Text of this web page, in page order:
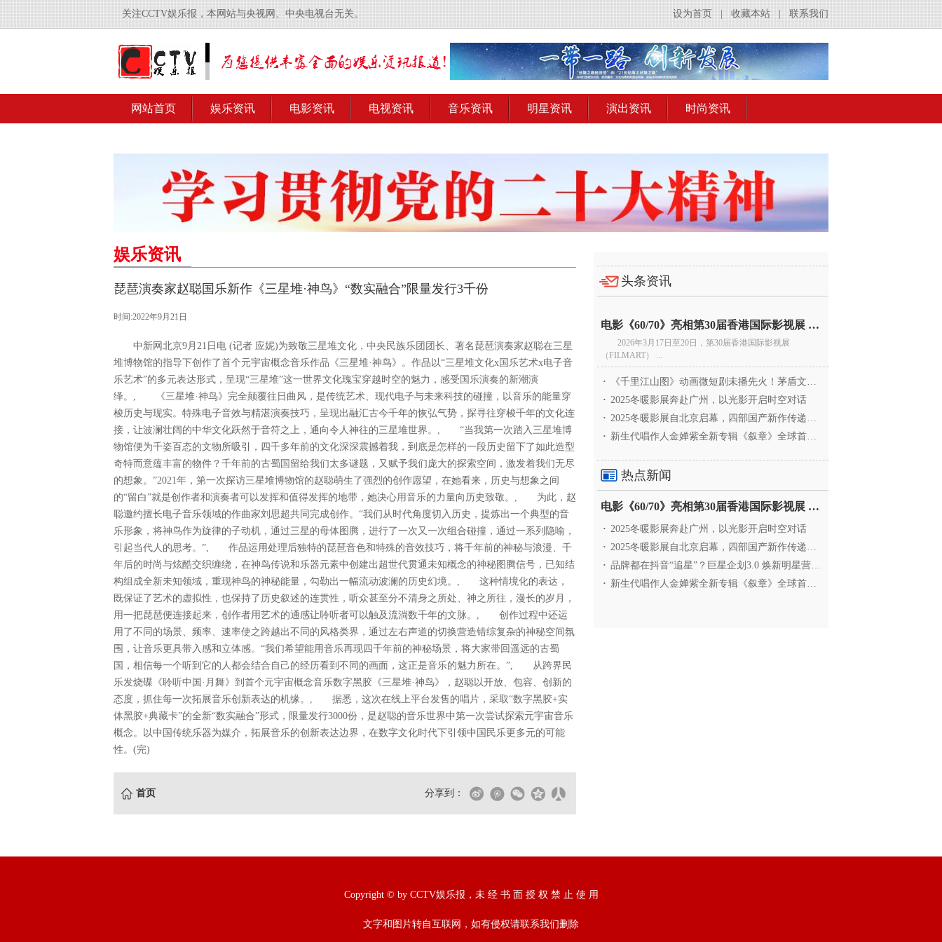
关注CCTV娱乐报，本网站与央视网、中央电视台无关。 联系我们
收藏本站
设为首页
网站首页 娱乐资讯 电影资讯 电视资讯 音乐资讯 明星资讯 演出资讯 时尚资讯
娱乐资讯
琵琶演奏家赵聪国乐新作《三星堆·神鸟》“数实融合”限量发行3千份
时间:2022年9月21日
中新网北京9月21日电 (记者 应妮)为致敬三星堆文化，中央民族乐团团长、著名琵琶演奏家赵聪在三星
堆博物馆的指导下创作了首个元宇宙概念音乐作品《三星堆·神鸟》。作品以“三星堆文化x国乐艺术x电子音
乐艺术”的多元表达形式，呈现“三星堆”这一世界文化瑰宝穿越时空的魅力，感受国乐演奏的新潮演
绎。, 《三星堆·神鸟》完全颠覆往日曲风，是传统艺术、现代电子与未来科技的碰撞，以音乐的能量穿
梭历史与现实。特殊电子音效与精湛演奏技巧，呈现出融汇古今千年的恢弘气势，探寻往穿梭千年的文化连
接，让波澜壮阔的中华文化跃然于音符之上，通向令人神往的三星堆世界。, “当我第一次踏入三星堆博
物馆便为千姿百态的文物所吸引，四千多年前的文化深深震撼着我，到底是怎样的一段历史留下了如此造型
奇特而意蕴丰富的物件？千年前的古蜀国留给我们太多谜题，又赋予我们庞大的探索空间，激发着我们无尽
的想象。”2021年，第一次探访三星堆博物馆的赵聪萌生了强烈的创作愿望，在她看来，历史与想象之间
的“留白”就是创作者和演奏者可以发挥和值得发挥的地带，她决心用音乐的力量向历史致敬。, 为此，赵
聪邀约擅长电子音乐领域的作曲家刘思超共同完成创作。“我们从时代角度切入历史，提炼出一个典型的音
乐形象，将神鸟作为旋律的子动机，通过三星的母体图腾，进行了一次又一次组合碰撞，通过一系列隐喻，
引起当代人的思考。”, 作品运用处理后独特的琵琶音色和特殊的音效技巧，将千年前的神秘与浪漫、千
年后的时尚与炫酷交织缠绕，在神鸟传说和乐器元素中创建出超世代贯通未知概念的神秘图腾信号，已知结
构组成全新未知领域，重现神鸟的神秘能量，勾勒出一幅流动波澜的历史幻境。, 这种情境化的表达，
既保证了艺术的虚拟性，也保持了历史叙述的连贯性，听众甚至分不清身之所处、神之所往，漫长的岁月，
用一把琵琶便连接起来，创作者用艺术的通感让聆听者可以触及流淌数千年的文脉。, 创作过程中还运
用了不同的场景、频率、速率使之跨越出不同的风格类界，通过左右声道的切换营造错综复杂的神秘空间氛
围，让音乐更具带入感和立体感。“我们希望能用音乐再现四千年前的神秘场景，将大家带回遥远的古蜀
国，相信每一个听到它的人都会结合自己的经历看到不同的画面，这正是音乐的魅力所在。”, 从跨界民
乐发烧碟《聆听中国·月舞》到首个元宇宙概念音乐数字黑胶《三星堆·神鸟》，赵聪以开放、包容、创新的
态度，抓住每一次拓展音乐创新表达的机缘。, 据悉，这次在线上平台发售的唱片，采取“数字黑胶+实
体黑胶+典藏卡”的全新“数实融合”形式，限量发行3000份，是赵聪的音乐世界中第一次尝试探索元宇宙音乐
概念。以中国传统乐器为媒介，拓展音乐的创新表达边界，在数字文化时代下引领中国民乐更多元的可能
性。(完)
首页 分享到：
头条资讯
电影《60/70》亮相第30届香港国际影视展 冲刺戛纳备
2026年3月17日至20日，第30届香港国际影视展
（FILMART） ...
·
《千里江山图》动画微短剧未播先火！茅盾文学奖IP首
· 2025冬暖影展奔赴广州，以光影开启时空对话
· 2025冬暖影展自北京启幕，四部国产新作传递银幕温情
· 新生代唱作人金婵紫全新专辑《叙章》全球首发，颠覆
热点新闻
电影《60/70》亮相第30届香港国际影视展 冲刺戛纳备
· 2025冬暖影展奔赴广州，以光影开启时空对话
· 2025冬暖影展自北京启幕，四部国产新作传递银幕温情
· 品牌都在抖音“追星”？巨星企划3.0 焕新明星营销，让
· 新生代唱作人金婵紫全新专辑《叙章》全球首发，颠覆
Copyright © by CCTV娱乐报，未 经 书 面 授 权 禁 止 使 用
文字和图片转自互联网，如有侵权请联系我们删除